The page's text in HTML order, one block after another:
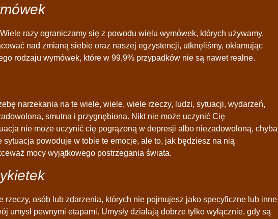
razy ograniczamy się z powodu wielu wymówek, których używamy.
nad zmianą siebie oraz naszej egzystencji, utknęliśmy, okłamując
rodzaju wymówek, które w 99,9% przypadków nie są nawet realne.
narzekania na te wiele, wiele, wiele rzeczy, ludzi, sytuacji, wydarzeń,
smutna i przygnębiona. Nikt nie może uczynić Cię
nie może uczynić cię pogrążoną w depresji albo niezadowoloną, chyba
sytuacja powoduje w tobie te emocje, ale to, jak będziesz na nią
mocy wyjątkowego postrzegania świata.
rzeczy, osób lub zdarzenia, których nie pojmujesz jako specyficzne lub inne
umysł pewnymi etapami. Umysły działają dobrze tylko wyłącznie, gdy są